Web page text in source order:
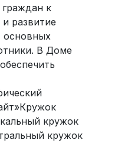
к
развитие
основных
В Доме
кружок
кружок